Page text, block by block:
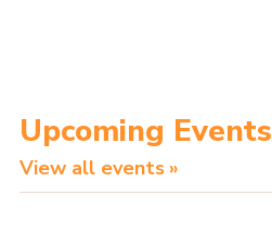
Upcoming Events
View all events